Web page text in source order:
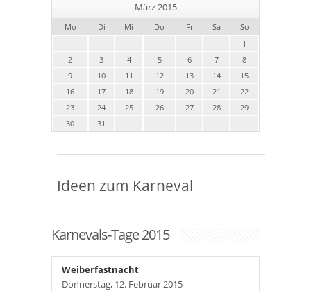
März 2015
Mo Di Mi Do Fr Sa
So
1
2
3 4 5 6 7
8
9
10 11 12 13 14
15
16
17 18 19 20 21
22
23
24 25 26 27 28
29
30
31
Ideen zum Karneval
Karnevals-Tage 2015
Weiberfastnacht
Donnerstag, 12. Februar 2015